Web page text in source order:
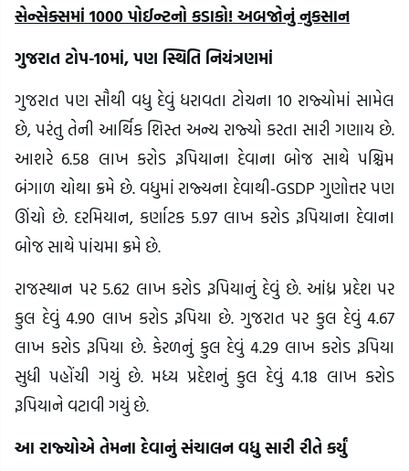
સેન્સેક્સમાં 1000 પોઈન્ટનો કડાકો! અબજોનું નુકસાન
ગુજરાત ટોપ-10માં, પણ સ્થિતિ નિયંત્રણમાં
ગુજરાત પણ સૌથી વધુ દેવું ધરાવતા ટોચના 10 રાજ્યોમાં સામેલ
છે, પરંતુ તેની આર્થિક શિસ્ત અન્ય રાજ્યો કરતા સારી ગણાય છે.
આશરે 6.58 લાખ કરોડ રૂપિયાના દેવાના બોજ સાથે પશ્ચિમ
બંગાળ ચોથા ક્રમે છે. વધુમાં રાજ્યના દેવાથી-GSDP ગુણોત્તર પણ
ઊંચો છે. દરમિયાન, કર્ણાટક 5.97 લાખ કરોડ રૂપિયાના દેવાના
બોજ સાથે પાંચમા ક્રમે છે.
રાજસ્થાન પર 5.62 લાખ કરોડ રૂપિયાનું દેવું છે. આંધ્ર પ્રદેશ પર
કુલ દેવું 4.90 લાખ કરોડ રૂપિયા છે. ગુજરાત પર કુલ દેવું 4.67
લાખ કરોડ રૂપિયા છે. કેરળનું કુલ દેવું 4.29 લાખ કરોડ રૂપિયા
સુધી પહોંચી ગયું છે. મધ્ય પ્રદેશનું કુલ દેવું 4.18 લાખ કરોડ
રૂપિયાને વટાવી ગયું છે.
આ રાજ્યોએ તેમના દેવાનું સંચાલન વધુ સારી રીતે કર્યું